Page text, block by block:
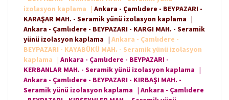
izolasyon kaplama
| Ankara - Çamlıdere - BEYPAZARI -
KARAŞAR MAH. - Seramik yünü izolasyon kaplama |
Ankara - Çamlıdere - BEYPAZARI - KARGI MAH. - Seramik
yünü izolasyon kaplama | Ankara - Çamlıdere -
BEYPAZARI - KAYABÜKÜ MAH. - Seramik yünü izolasyon
kaplama
| Ankara - Çamlıdere - BEYPAZARI -
KERBANLAR MAH. - Seramik yünü izolasyon kaplama |
Ankara - Çamlıdere - BEYPAZARI - KIRBAŞI MAH. -
Seramik yünü izolasyon kaplama | Ankara - Çamlıdere